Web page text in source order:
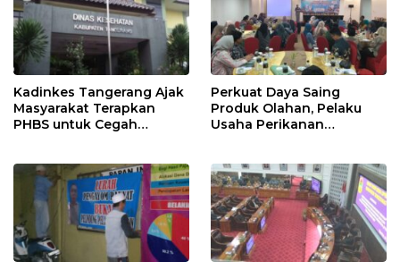
Kadinkes Tangerang Ajak
Masyarakat Terapkan
PHBS untuk Cegah
Perkuat Daya Saing
Produk Olahan, Pelaku
Usaha Perikanan